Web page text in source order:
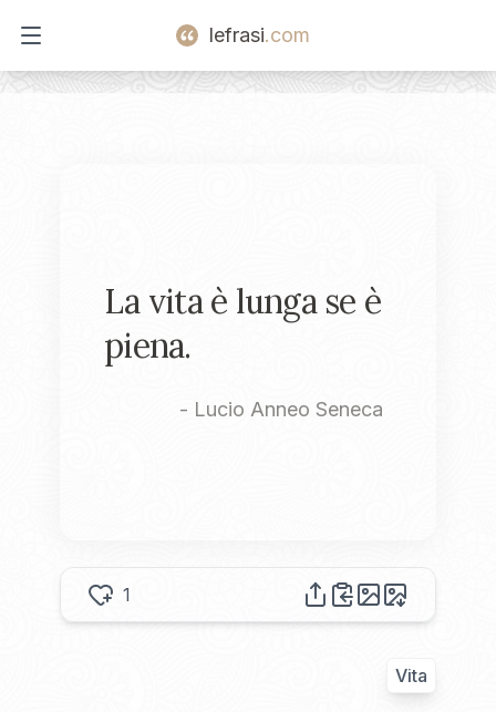
Open main menu
lefrasi.com
La vita è lunga se è
piena.
- Lucio Anneo Seneca
1
Vita